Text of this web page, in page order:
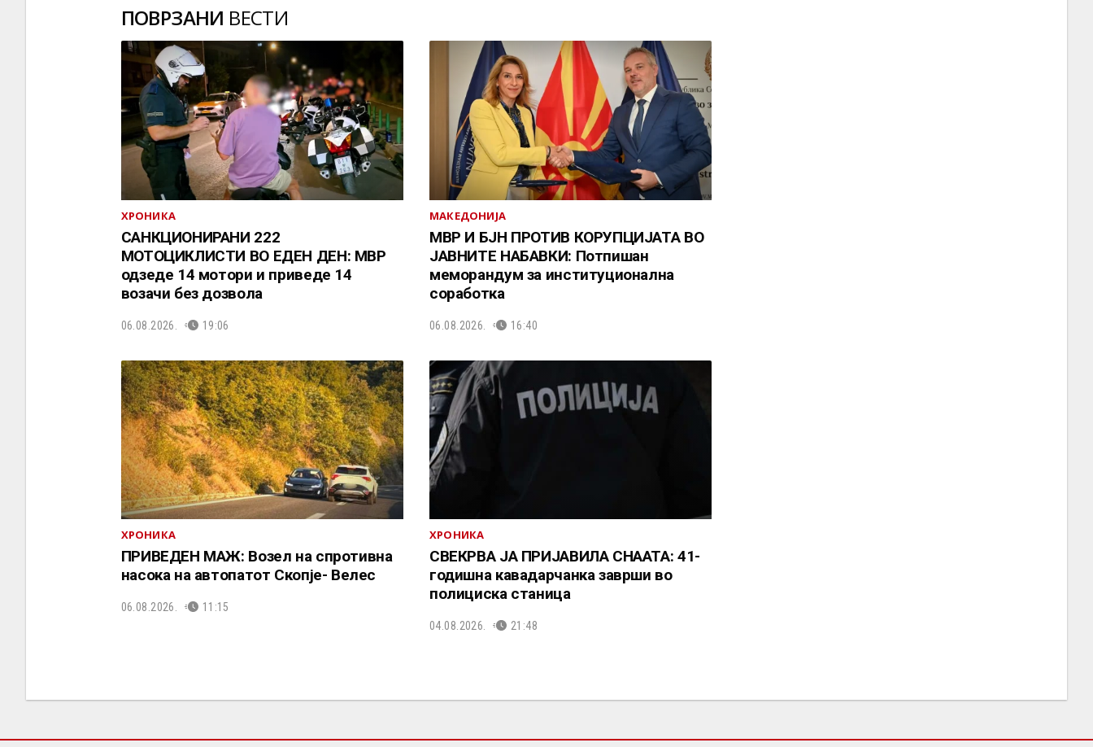
ПОВРЗАНИ ВЕСТИ
ХРОНИКА
САНКЦИОНИРАНИ 222
МОТОЦИКЛИСТИ ВО ЕДЕН ДЕН: МВР
одзеде 14 мотори и приведе 14
возачи без дозвола
06.08.2026. 19:06
МАКЕДОНИЈА
МВР И БЈН ПРОТИВ КОРУПЦИЈАТА ВО
ЈАВНИТЕ НАБАВКИ: Потпишан
меморандум за институционална
соработка
06.08.2026. 16:40
ХРОНИКА
ПРИВЕДЕН МАЖ: Возел на спротивна
насока на автопатот Скопје- Велес
06.08.2026. 11:15
ХРОНИКА
СВЕКРВА ЈА ПРИЈАВИЛА СНААТА: 41-
годишна кавадарчанка заврши во
полициска станица
04.08.2026. 21:48